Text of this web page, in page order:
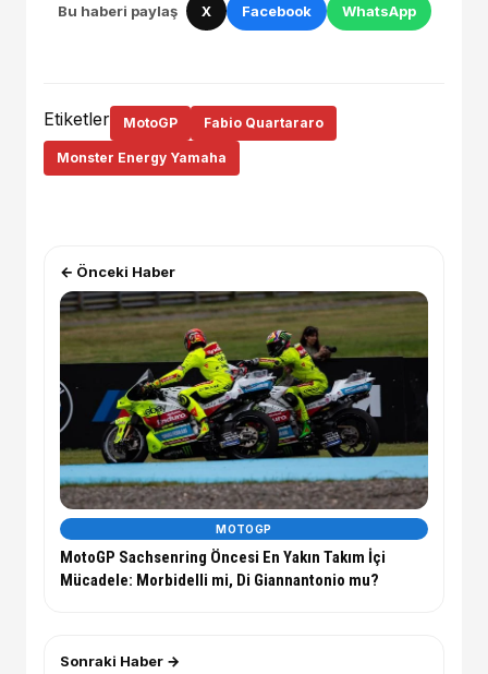
Bu haberi paylaş X Facebook WhatsApp
Etiketler MotoGP Fabio Quartararo
Monster Energy Yamaha
← Önceki Haber
MOTOGP
MotoGP Sachsenring Öncesi En Yakın Takım İçi
Mücadele: Morbidelli mi, Di Giannantonio mu?
Sonraki Haber →